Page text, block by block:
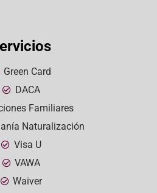
Green Card
DACA
Familiares
Naturalización
Visa U
VAWA
Waiver